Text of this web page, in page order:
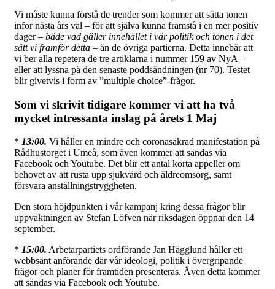
Vi måste kunna förstå de trender som kommer att sätta tonen
inför nästa års val – för att själva kunna framstå i en mer positiv
dager – både vad gäller innehållet i vår politik och tonen i det
sätt vi framför detta – än de övriga partierna. Detta innebär att
vi ber alla repetera de tre artiklarna i nummer 159 av NyA –
eller att lyssna på den senaste poddsändningen (nr 70). Testet
blir givetvis i form av ”multiple choice”-frågor.
Som vi skrivit tidigare kommer vi att ha två
mycket intressanta inslag på årets 1 Maj
* 13:00. Vi håller en mindre och coronasäkrad manifestation på
Rådhustorget i Umeå, som även kommer att sändas via
Facebook och Youtube. Det blir ett antal korta appeller om
behovet av att rusta upp sjukvård och äldreomsorg, samt
försvara anställningstryggheten.
Den stora höjdpunkten i vår kampanj kring dessa frågor blir
uppvaktningen av Stefan Löfven när riksdagen öppnar den 14
september.
* 15:00. Arbetarpartiets ordförande Jan Hägglund håller ett
webbsänt anförande där vår ideologi, politik i övergripande
frågor och planer för framtiden presenteras. Även detta kommer
att sändas via Facebook och Youtube.